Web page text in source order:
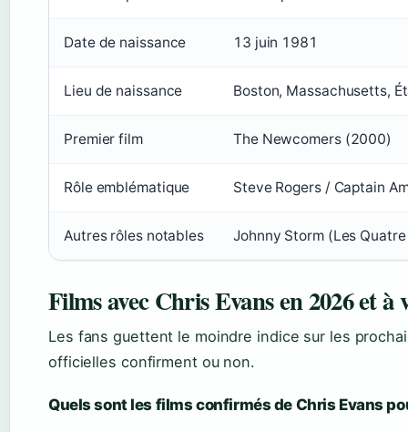
Date de naissance 13 juin 1981
Lieu de naissance Boston, Massachusetts,
Premier film The Newcomers (2000)
Rôle emblématique Steve Rogers / Captain
Autres rôles notables Johnny Storm (Les
Films avec Chris Evans en 2026 et à
Les fans guettent le moindre indice sur les
officielles confirment ou non.
Quels sont les films confirmés de Chris Evans